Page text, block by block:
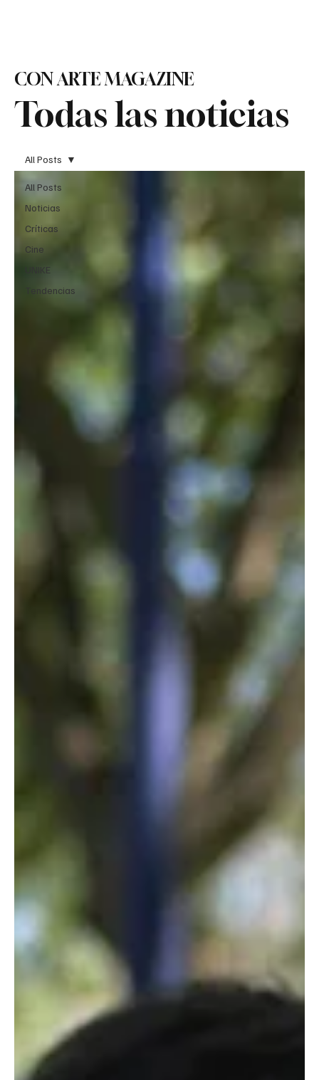
Todas las noticias
CON ARTE MAGAZINE
All Posts
Noticias
Críticas
Cine
UNIKE
Tendencias
All Posts